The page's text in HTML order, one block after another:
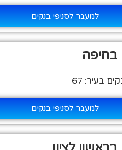
למעבר לסניפי בנקים
בחיפה
בעיר: 67
למעבר לסניפי בנקים